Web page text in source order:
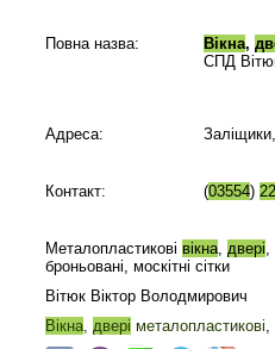
Повна назва:
Вікна,
СПД
Адреса:
Контакт: (03554)
Металопластикові вікна, двері,
броньовані, москітні сітки
Вітюк Віктор Володмирович
Вікна, двері металопластикові,